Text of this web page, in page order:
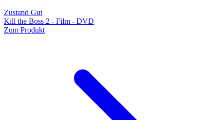
Zustand Gut
Kill the Boss 2 - Film - DVD
Zum Produkt